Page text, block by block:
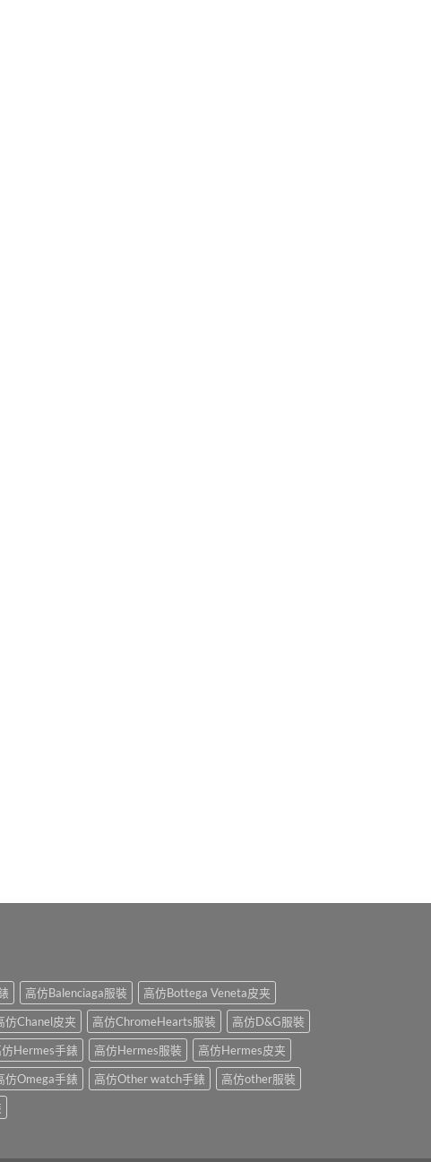
高仿Balenciaga服裝
高仿Bottega Veneta皮夹
仿Chanel皮夹 高仿ChromeHearts服裝
高仿D&G服裝
仿Hermes手錶 高仿Hermes服裝
高仿Hermes皮夹
仿Omega手錶 高仿Other watch手錶
高仿other服裝